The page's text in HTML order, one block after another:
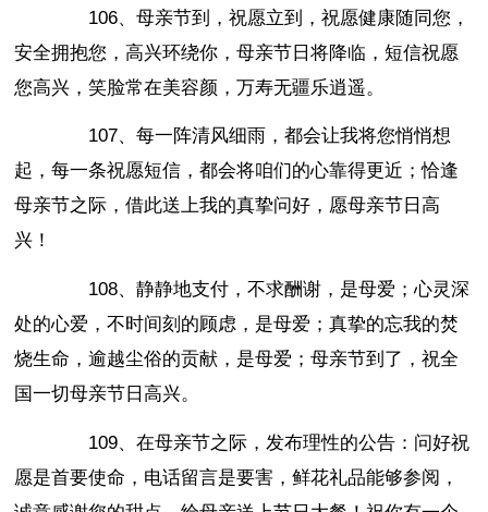
106、母亲节到，祝愿立到，祝愿健康随同您，
安全拥抱您，高兴环绕你，母亲节日将降临，短信祝愿
您高兴，笑脸常在美容颜，万寿无疆乐逍遥。
107、每一阵清风细雨，都会让我将您悄悄想
起，每一条祝愿短信，都会将咱们的心靠得更近；恰逢
母亲节之际，借此送上我的真挚问好，愿母亲节日高
兴！
108、静静地支付，不求酬谢，是母爱；心灵深
处的心爱，不时间刻的顾虑，是母爱；真挚的忘我的焚
烧生命，逾越尘俗的贡献，是母爱；母亲节到了，祝全
国一切母亲节日高兴。
109、在母亲节之际，发布理性的公告：问好祝
愿是首要使命，电话留言是要害，鲜花礼品能够参阅，